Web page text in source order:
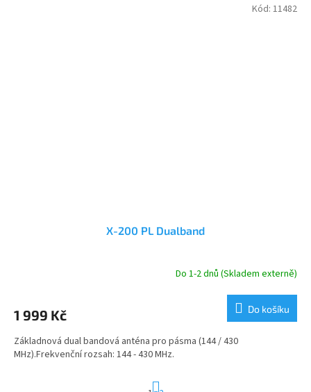
X-200 PL Dualband
Do 1-2 dnů (Skladem externě)
1 999 Kč Do košíku
Základnová dual bandová anténa pro pásma (144 / 430
MHz).Frekvenční rozsah: 144 - 430 MHz.
Kód: 11482
S